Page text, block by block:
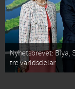
Nyhetsbrevet: Biya,
tre världsdelar